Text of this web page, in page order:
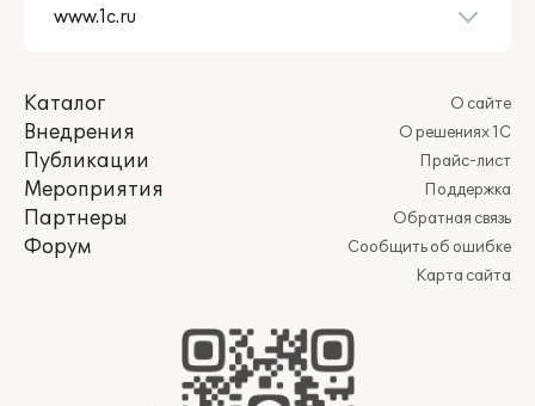
Каталог
Внедрения
Публикации
Мероприятия
Партнеры
Форум
О сайте
О решениях 1С
Прайс-лист
Поддержка
Обратная связь
Сообщить об ошибке
Карта сайта